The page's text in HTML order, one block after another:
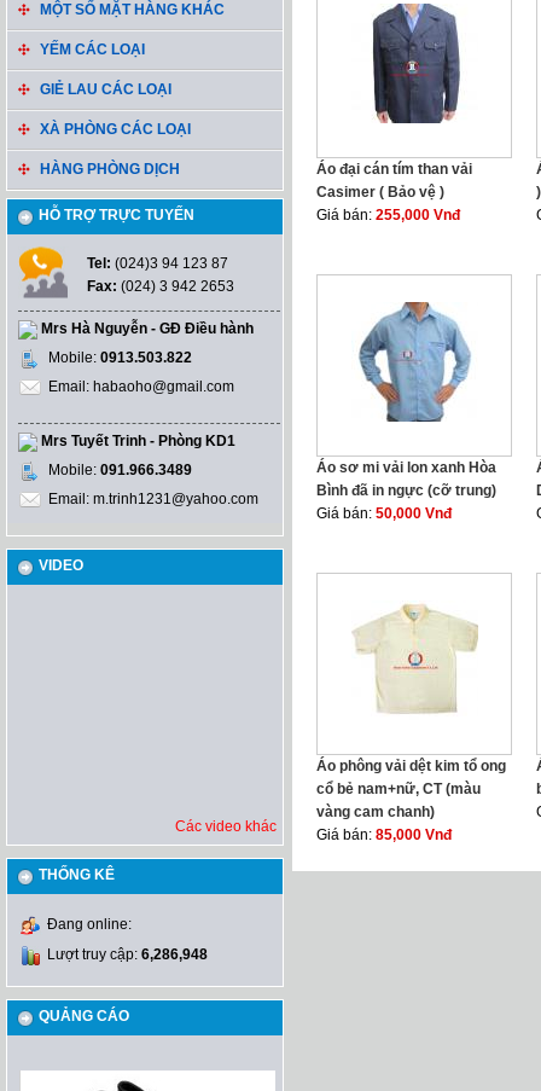
MỘT SỐ MẶT HÀNG KHÁC
YẾM CÁC LOẠI
GIẺ LAU CÁC LOẠI
XÀ PHÒNG CÁC LOẠI
HÀNG PHÒNG DỊCH
HỖ TRỢ TRỰC TUYẾN
Tel: (024)3 94 123 87
Fax: (024) 3 942 2653
Mrs Hà Nguyễn - GĐ Điều hành
Mobile: 0913.503.822
Email: habaoho@gmail.com
Mrs Tuyết Trinh - Phòng KD1
Mobile: 091.966.3489
Email: m.trinh1231@yahoo.com
VIDEO
Các video khác
THỐNG KÊ
Đang online:
Lượt truy cập: 6,286,948
QUẢNG CÁO
Áo đại cán tím than vải
Casimer ( Bảo vệ )
Giá bán: 255,000 Vnđ
)
Áo sơ mi vải lon xanh Hòa
Bình đã in ngực (cỡ trung)
Giá bán: 50,000 Vnđ
Áo phông vải dệt kim tổ ong
cổ bẻ nam+nữ, CT (màu
vàng cam chanh)
Giá bán: 85,000 Vnđ